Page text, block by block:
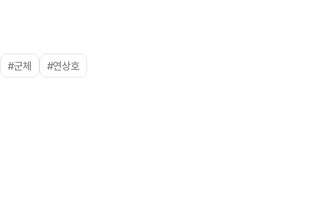
#군체 #연상호